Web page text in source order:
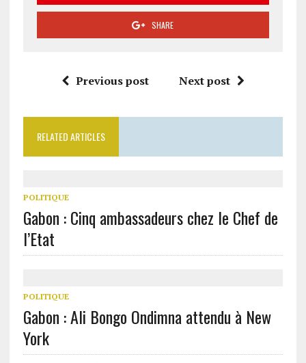
SHARE
Previous post Next post
RELATED ARTICLES
POLITIQUE
Gabon : Cinq ambassadeurs chez le Chef de
l’Etat
POLITIQUE
Gabon : Ali Bongo Ondimna attendu à New
York